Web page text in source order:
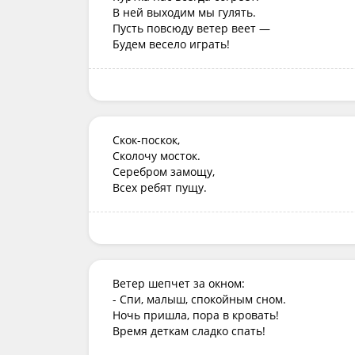
В ней выходим мы гулять.
Пусть повсюду ветер веет —
Будем весело играть!
Скок-поскок,
Сколочу мосток.
Серебром замощу,
Всех ребят пущу.
Ветер шепчет за окном:
- Спи, малыш, спокойным сном.
Ночь пришла, пора в кровать!
Время деткам сладко спать!